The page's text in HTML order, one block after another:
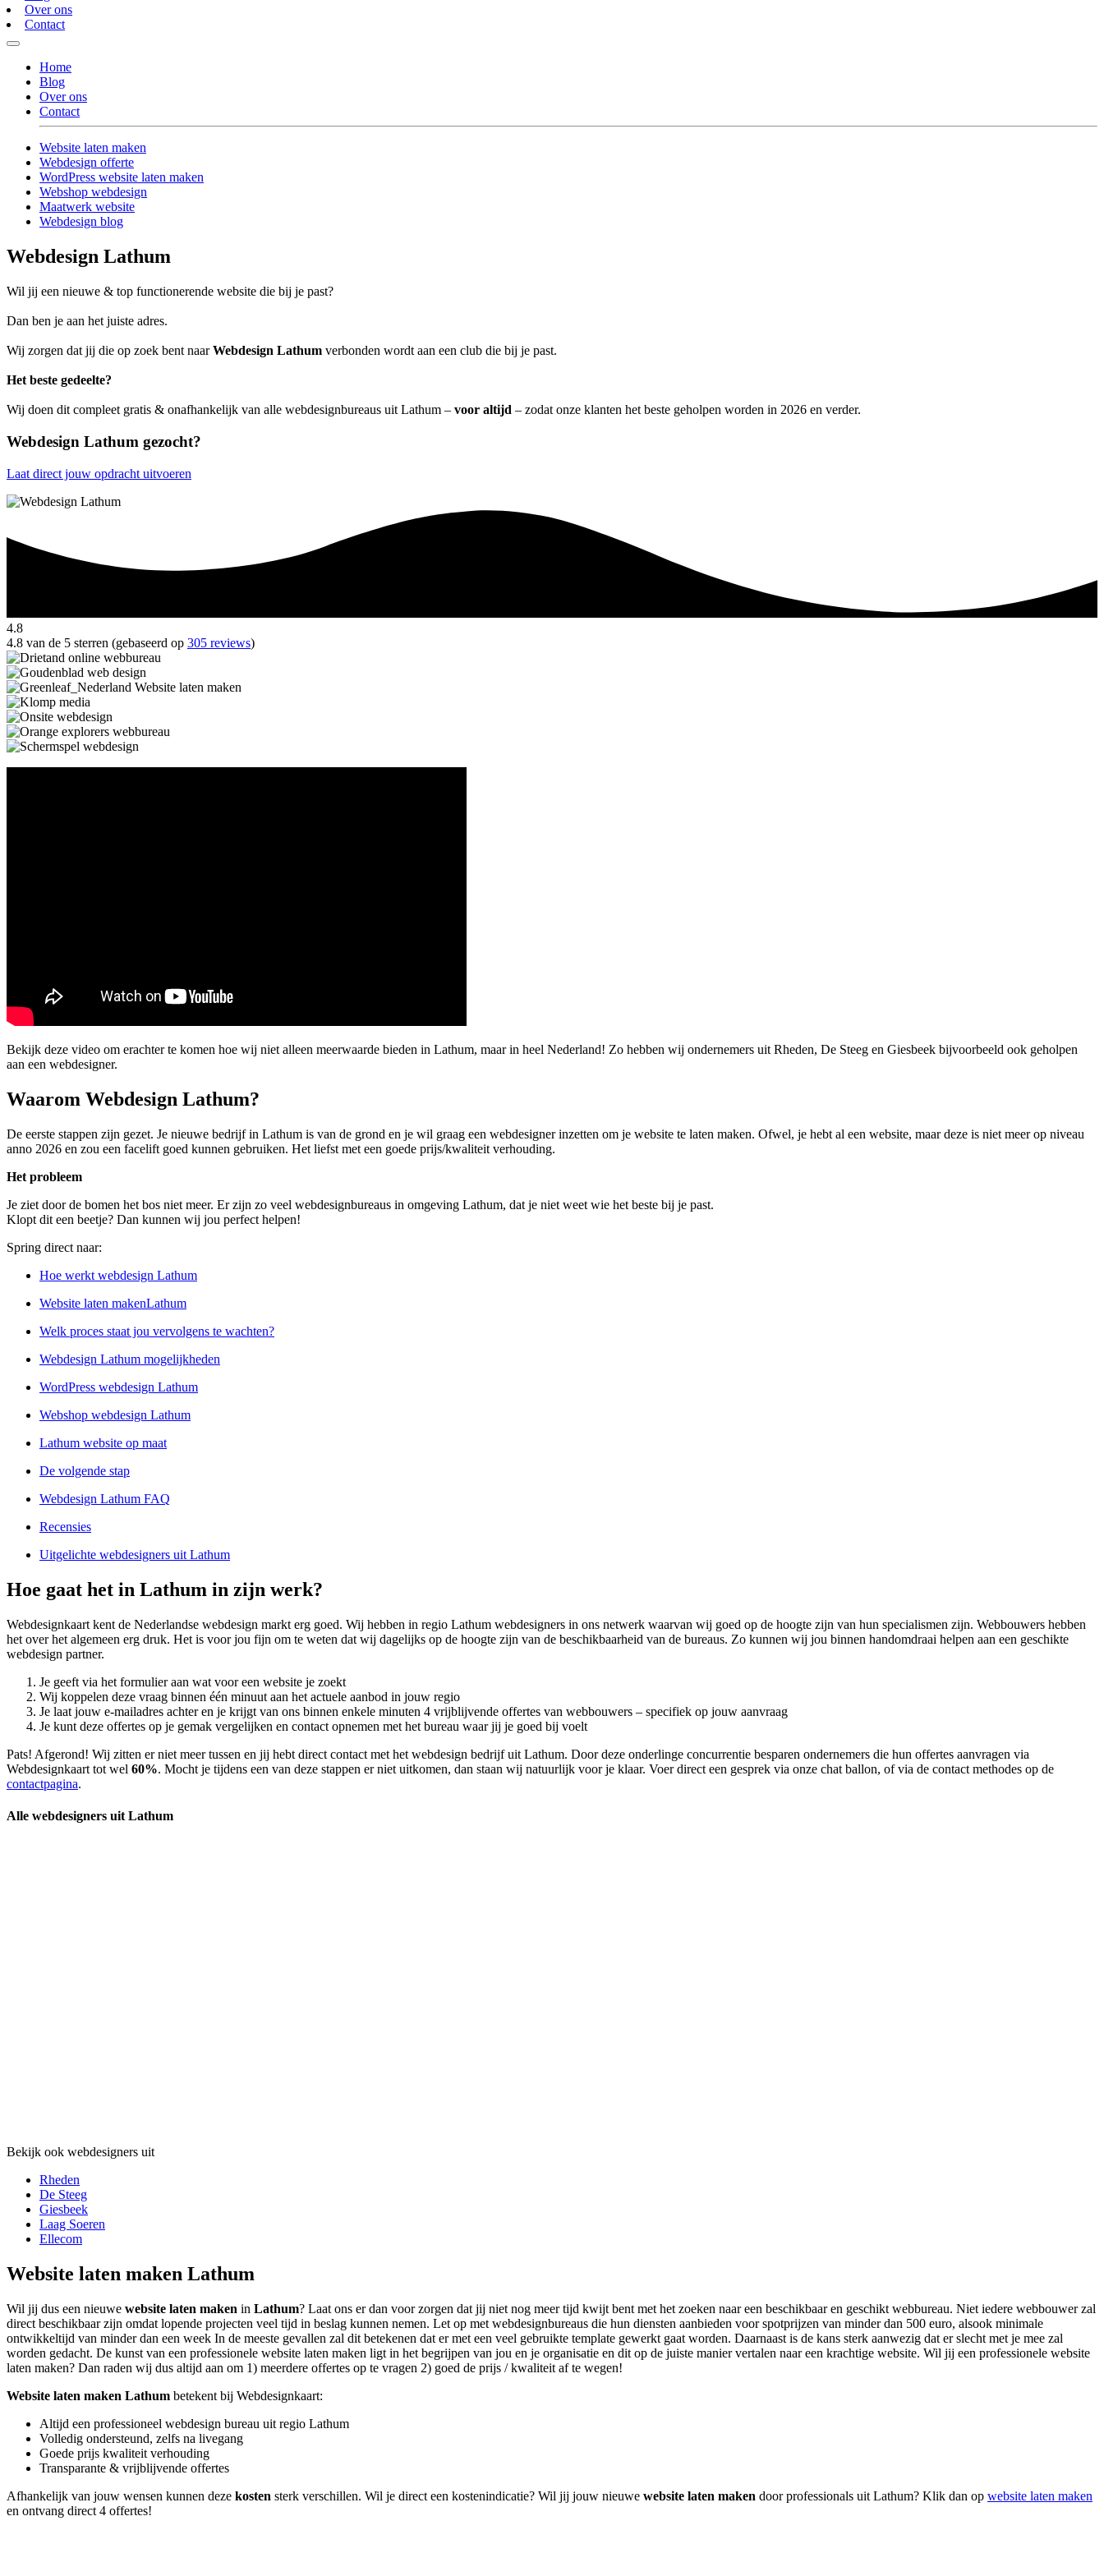
Over ons
Contact
Home
Blog
Over ons
Contact
Website laten maken
Webdesign offerte
WordPress website laten maken
Webshop webdesign
Maatwerk website
Webdesign blog
Webdesign Lathum
Wil jij een nieuwe & top functionerende website die bij je past?
Dan ben je aan het juiste adres.
Wij zorgen dat jij die op zoek bent naarWebdesign Lathum verbonden wordt aan een club die bij je past.
Het beste gedeelte?
Wij doen dit compleet gratis & onafhankelijk van alle webdesignbureaus uit Lathum – voor altijd – zodat onze klanten het beste geholpen worden in 2026 en verder.
Webdesign Lathum gezocht?
Laat direct jouw opdracht uitvoeren
4.8
4.8 van de 5 sterren (gebaseerd op 305 reviews)
Bekijk deze video om erachter te komen hoe wij niet alleen meerwaarde bieden in Lathum, maar in heel Nederland! Zo hebben wij ondernemers uit Rheden, De Steeg en Giesbeek bijvoorbeeld ook geholpen
aan een webdesigner.
Waarom Webdesign Lathum?
De eerste stappen zijn gezet. Je nieuwe bedrijf in Lathum is van de grond en je wil graag een webdesigner inzetten om je website te laten maken. Ofwel, je hebt al een website, maar deze is niet meer op niveau
anno 2026 en zou een facelift goed kunnen gebruiken. Het liefst met een goede prijs/kwaliteit verhouding.
Het probleem
Je ziet door de bomen het bos niet meer. Er zijn zo veel webdesignbureaus in omgeving Lathum, dat je niet weet wie het beste bij je past.
Klopt dit een beetje? Dan kunnen wij jou perfect helpen!
Spring direct naar:
Hoe werkt webdesign Lathum
Website laten makenLathum
Welk proces staat jou vervolgens te wachten?
Webdesign Lathum mogelijkheden
WordPress webdesign Lathum
Webshop webdesign Lathum
Lathum website op maat
De volgende stap
Webdesign Lathum FAQ
Recensies
Uitgelichte webdesigners uit Lathum
Hoe gaat het in Lathum in zijn werk?
Webdesignkaart kent de Nederlandse webdesign markt erg goed. Wij hebben in regio Lathum webdesigners in ons netwerk waarvan wij goed op de hoogte zijn van hun specialismen zijn. Webbouwers hebben
het over het algemeen erg druk. Het is voor jou fijn om te weten dat wij dagelijks op de hoogte zijn van de beschikbaarheid van de bureaus. Zo kunnen wij jou binnen handomdraai helpen aan een geschikte
webdesign partner.
Je geeft via het formulier aan wat voor een website je zoekt
Wij koppelen deze vraag binnen één minuut aan het actuele aanbod in jouw regio
Je laat jouw e-mailadres achter en je krijgt van ons binnen enkele minuten 4 vrijblijvende offertes van webbouwers – specifiek op jouw aanvraag
Je kunt deze offertes op je gemak vergelijken en contact opnemen met het bureau waar jij je goed bij voelt
Pats! Afgerond! Wij zitten er niet meer tussen en jij hebt direct contact met het webdesign bedrijf uit Lathum. Door deze onderlinge concurrentie besparen ondernemers die hun offertes aanvragen via
Webdesignkaart tot wel 60%. Mocht je tijdens een van deze stappen er niet uitkomen, dan staan wij natuurlijk voor je klaar. Voer direct een gesprek via onze chat ballon, of via de contact methodes op de
contactpagina.
Alle webdesigners uit Lathum
Bekijk ook webdesigners uit
Rheden
De Steeg
Giesbeek
Laag Soeren
Ellecom
Website laten maken Lathum
Wil jij dus een nieuwe website laten maken in Lathum? Laat ons er dan voor zorgen dat jij niet nog meer tijd kwijt bent met het zoeken naar een beschikbaar en geschikt webbureau. Niet iedere webbouwer zal
direct beschikbaar zijn omdat lopende projecten veel tijd in beslag kunnen nemen. Let op met webdesignbureaus die hun diensten aanbieden voor spotprijzen van minder dan 500 euro, alsook minimale
ontwikkeltijd van minder dan een week In de meeste gevallen zal dit betekenen dat er met een veel gebruikte template gewerkt gaat worden. Daarnaast is de kans sterk aanwezig dat er slecht met je mee zal
worden gedacht. De kunst van een professionele website laten maken ligt in het begrijpen van jou en je organisatie en dit op de juiste manier vertalen naar een krachtige website. Wil jij een professionele website
laten maken? Dan raden wij dus altijd aan om 1) meerdere offertes op te vragen 2) goed de prijs / kwaliteit af te wegen!
Website laten maken Lathum betekent bij Webdesignkaart:
Altijd een professioneel webdesign bureau uit regio Lathum
Volledig ondersteund, zelfs na livegang
Goede prijs kwaliteit verhouding
Transparante & vrijblijvende offertes
Afhankelijk van jouw wensen kunnen deze kosten sterk verschillen. Wil je direct een kostenindicatie? Wil jij jouw nieuwe website laten maken door professionals uit Lathum? Klik dan op website laten maken
en ontvang direct 4 offertes!